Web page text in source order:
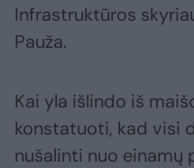
Infrastruktūros
Pauža.
Kai yla išlindo iš
konstatuoti, kad visi
nušalinti nuo einamų